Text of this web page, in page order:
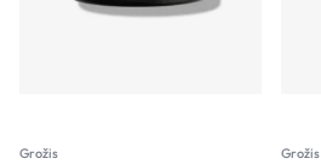
Grožis Grožis